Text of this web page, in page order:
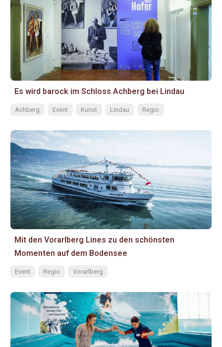
Es wird barock im Schloss Achberg bei Lindau
Achberg Event Kunst Lindau Regio
Mit den Vorarlberg Lines zu den schönsten
Momenten auf dem Bodensee
Event Regio Vorarlberg